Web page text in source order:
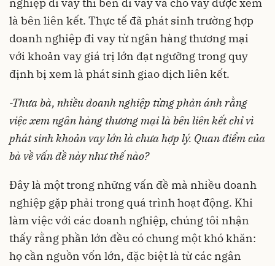
là bên liên kết. Thực tế đã phát sinh trường hợp
doanh nghiệp đi vay từ ngân hàng thương mại
với khoản vay giá trị lớn đạt ngưỡng trong quy
định bị xem là phát sinh giao dịch liên kết.
-Thưa bà, nhiều doanh nghiệp từng phản ánh rằng
việc xem ngân hàng thương mại là bên liên kết chỉ vì
phát sinh khoản vay lớn là chưa hợp lý. Quan điểm của
bà về vấn đề này như thế nào?
Đây là một trong những vấn đề mà nhiều doanh
nghiệp gặp phải trong quá trình hoạt động. Khi
làm việc với các doanh nghiệp, chúng tôi nhận
thấy rằng phần lớn đều có chung một khó khăn:
họ cần nguồn vốn lớn, đặc biệt là từ các ngân